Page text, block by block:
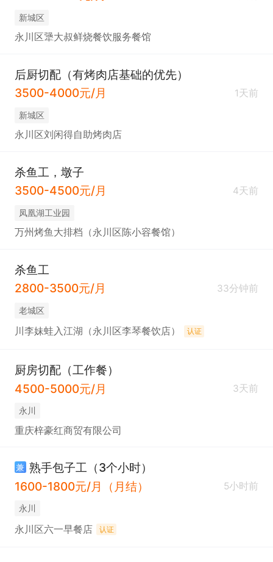
新城区
永川区犟大叔鲜烧餐饮服务餐馆
后厨切配（有烤肉店基础的优先）
3500-4000元/月
1天前
新城区
永川区刘闲得自助烤肉店
杀鱼工，墩子
3500-4500元/月
4天前
凤凰湖工业园
万州烤鱼大排档（永川区陈小容餐馆）
杀鱼工
2800-3500元/月
33分钟前
老城区
川李妹蛙入江湖（永川区李琴餐饮店） 认证
厨房切配（工作餐）
4500-5000元/月
3天前
永川
重庆梓豪红商贸有限公司
兼 熟手包子工（3个小时）
1600-1800元/月（月结）
5小时前
永川
永川区六一早餐店 认证